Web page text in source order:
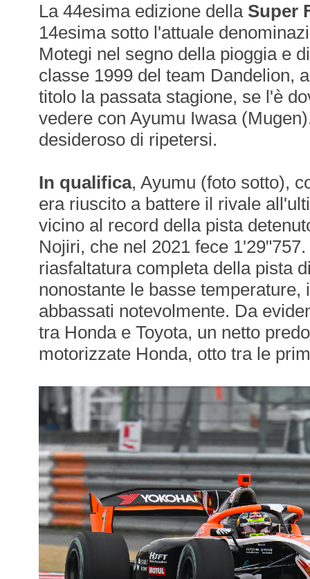
La 44esima edizione della Super
14esima sotto l'attuale
Motegi nel segno della pioggia e
classe 1999 del team Dandelion,
titolo la passata stagione, se l'è
vedere con Ayumu Iwasa
desideroso di ripetersi.
In qualifica, Ayumu (foto sotto),
era riuscito a battere il rivale
vicino al record della pista
Nojiri, che nel 2021 fece
riasfaltatura completa della pista
nonostante le basse temperature,
abbassati notevolmente. Da
tra Honda e Toyota, un netto
motorizzate Honda, otto tra le